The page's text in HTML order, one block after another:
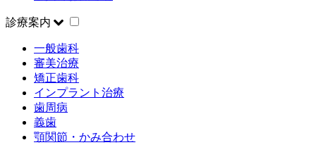
診療案内
一般歯科
審美治療
矯正歯科
インプラント治療
歯周病
義歯
顎関節・かみ合わせ